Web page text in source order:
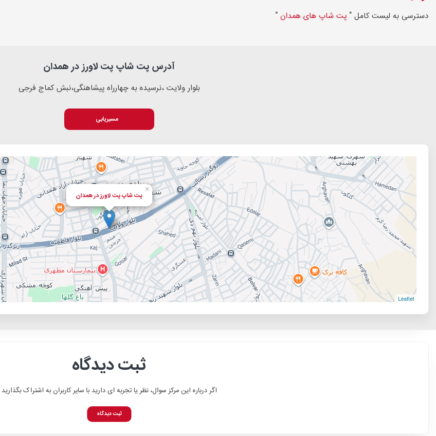
دسترسی به لیست کامل " پت شاپ های همدان "
آدرس پت شاپ پت لاورز در همدان
بلوار ولایت ،نرسیده به چهارراه پیشاهنگی،نبش کماج فرجی
مسیریابی
پت شاپ پت لاورز در همدان
×
Leaflet
ثبت دیدگاه
اگر درباره این مرکز سوال، نظر یا تجربه ای دارید با سایر کاربران به اشتراک بگذارید
ثبت دیدگاه